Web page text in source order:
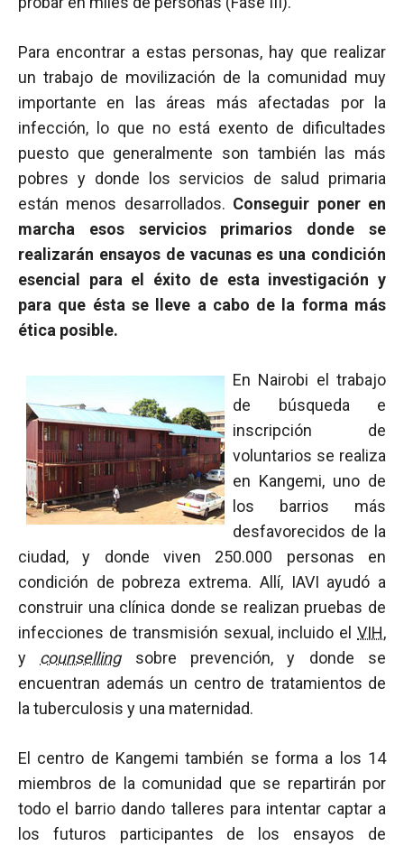
Para encontrar a estas personas, hay que realizar
un trabajo de movilización de la comunidad muy
importante en las áreas más afectadas por la
infección, lo que no está exento de dificultades
puesto que generalmente son también las más
pobres y donde los servicios de salud primaria
están menos desarrollados. Conseguir poner en
marcha esos servicios primarios donde se
realizarán ensayos de vacunas es una condición
esencial para el éxito de esta investigación y
para que ésta se lleve a cabo de la forma más
ética posible.
En Nairobi el trabajo
de búsqueda e
inscripción de
voluntarios se realiza
en Kangemi, uno de
los barrios más
desfavorecidos de la
ciudad, y donde viven 250.000 personas en
condición de pobreza extrema. Allí, IAVI ayudó a
construir una clínica donde se realizan pruebas de
infecciones de transmisión sexual, incluido el VIH,
y counsellingsobre prevención, y donde se
encuentran además un centro de tratamientos de
la tuberculosis y una maternidad.
El centro de Kangemi también se forma a los 14
miembros de la comunidad que se repartirán por
todo el barrio dando talleres para intentar captar a
los futuros participantes de los ensayos de